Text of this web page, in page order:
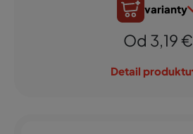
varianty
Od 3,19 €
Detail produktu